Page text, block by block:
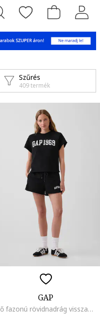
Szűrés
409 termék
GAP
Bő fazonú rövidnadrág visszahajtott szárvégekkel, Fekete,